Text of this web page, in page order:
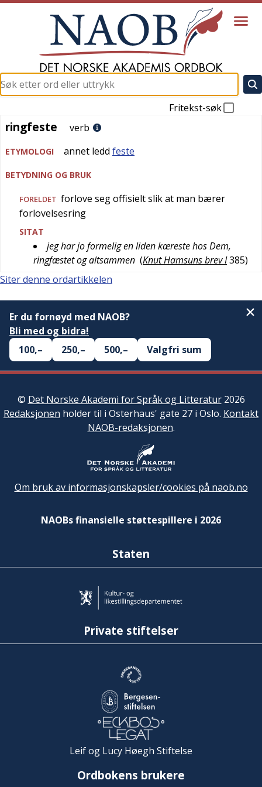
Fritekst-søk
ringfeste
ringfeste verb
ETYMOLOGI annet ledd feste
BETYDNING OG BRUK
FORELDET forlove seg offisielt slik at man bærer
forlovelsesring
SITAT
jeg har jo formelig en liden kæreste hos Dem,
ringfæstet og altsammen (Knut Hamsuns brev I385)
Siter denne ordartikkelen
Er du fornøyd med NAOB?
Bli med og bidra!
100,–
250,– 500,– Valgfri sum
© Det Norske Akademi for Språk og Litteratur2026
Redaksjonen holder til i Osterhaus' gate 27 i Oslo. Kontakt
NAOB-redaksjonen.
Om bruk av informasjonskapsler/cookies på naob.no
NAOBs finansielle støttespillere i 2026
Staten
Private stiftelser
Leif og Lucy Høegh Stiftelse
Ordbokens brukere